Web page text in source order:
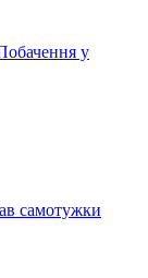
у
самотужки